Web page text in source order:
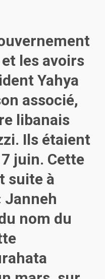
les avoirs
Yahya
associé,
libanais
Ils étaient
juin. Cette
suite à
Janneh
nom du